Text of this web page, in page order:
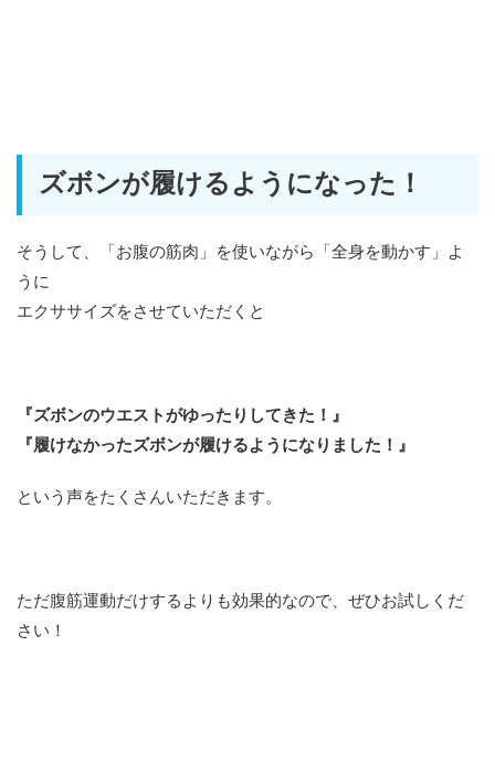
ズボンが履けるようになった！
そうして、「お腹の筋肉」を使いながら「全身を動かす」よ
うに
エクササイズをさせていただくと
『ズボンのウエストがゆったりしてきた！』
『履けなかったズボンが履けるようになりました！』
という声をたくさんいただきます。
ただ腹筋運動だけするよりも効果的なので、ぜひお試しくだ
さい！